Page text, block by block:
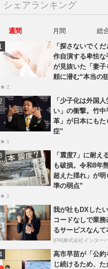
シェアランキング
週間 月間
総
「探さないでく
作自演する卑怯
が見抜いた「妻
頼に潜む“本当の
★ 2
「少子化は外国
い」の衝撃。竹
革」が日本にも
症”
★ 1
「震度7」に耐え
も破損。令和8年
超えた揺れ」が
準の弱点”
★ 1
我が社もDXした
コードなしで業
るサービスなんて
[PR]株式会社インター
高市早苗が「公
じ続けるため、